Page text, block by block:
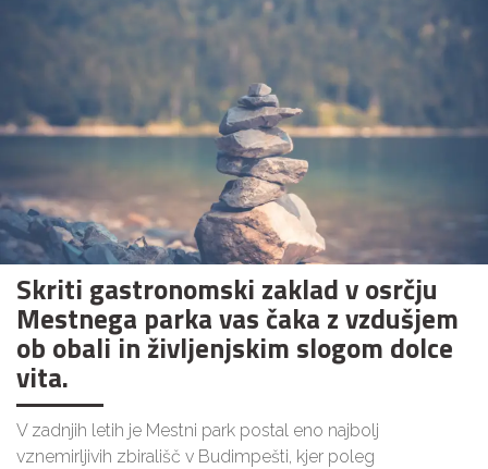
Skriti gastronomski zaklad v osrčju
Mestnega parka vas čaka z vzdušjem
ob obali in življenjskim slogom dolce
vita.
V zadnjih letih je Mestni park postal eno najbolj
vznemirljivih zbirališč v Budimpešti, kjer poleg